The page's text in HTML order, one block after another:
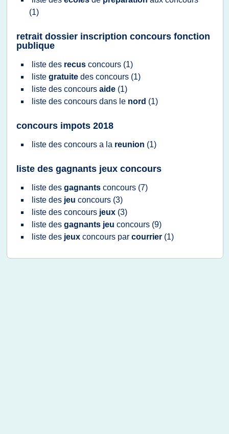
(1)
retrait dossier inscription concours fonction
publique
liste des recus concours (1)
liste gratuite des concours (1)
liste des concours aide (1)
liste des concours dans le nord (1)
concours impots 2018
liste des concours a la reunion (1)
liste des gagnants jeux concours
liste des gagnants concours (7)
liste des jeu concours (3)
liste des concours jeux (3)
liste des gagnants jeu concours (9)
liste des jeux concours par courrier (1)